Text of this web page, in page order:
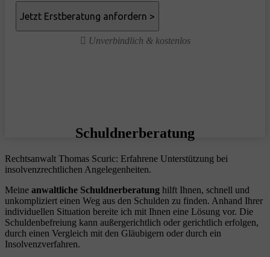
Unverbindlich & kostenlos
Schuldnerberatung
Rechtsanwalt Thomas Scuric: Erfahrene Unterstützung bei
insolvenzrechtlichen Angelegenheiten.
Meine anwaltliche Schuldnerberatung hilft Ihnen, schnell und
unkompliziert einen Weg aus den Schulden zu finden. Anhand Ihrer
individuellen Situation bereite ich mit Ihnen eine Lösung vor. Die
Schuldenbefreiung kann außergerichtlich oder gerichtlich erfolgen,
durch einen Vergleich mit den Gläubigern oder durch ein
Insolvenzverfahren.